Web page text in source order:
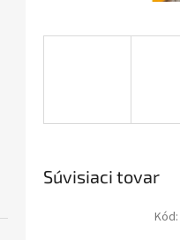
Súvisiaci tovar
Kód: